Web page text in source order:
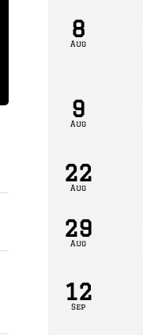
8
Aug
9
Aug
22
Aug
29
Aug
12
Sep